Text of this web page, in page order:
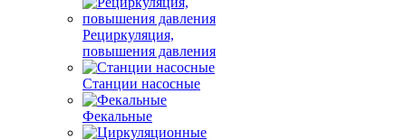
Рециркуляция,
повышения давления
Станции насосные
Фекальные